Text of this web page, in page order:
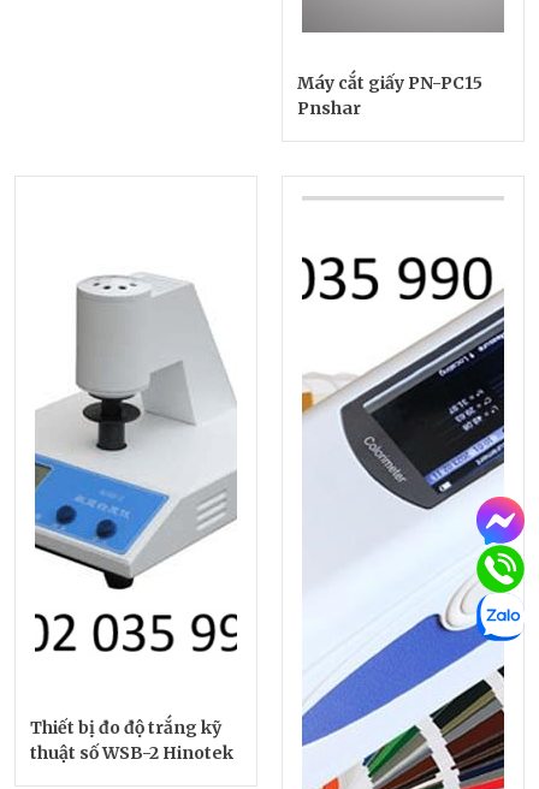
Máy cắt giấy PN-PC15
Pnshar
Thiết bị đo độ trắng kỹ
thuật số WSB-2 Hinotek